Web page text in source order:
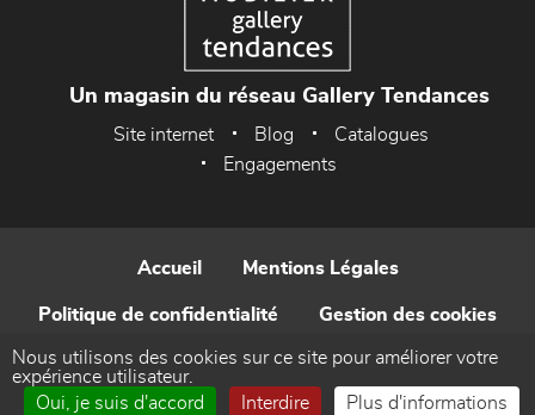
Un magasin du réseau Gallery Tendances
Site internet Blog
Catalogues
Engagements
Accueil Mentions Légales
Politique de confidentialité Gestion des cookies
Contact
Nous utilisons des cookies sur ce site pour améliorer votre
expérience utilisateur.
Oui, je suis d'accord
Interdire Plus d'informations